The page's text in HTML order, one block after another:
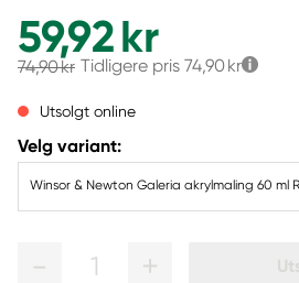
59,92 kr
74,90 kr Tidligere pris 74,90 kr
Utsolgt online
Velg variant:
Winsor & Newton Galeria akrylmaling 60 ml
1